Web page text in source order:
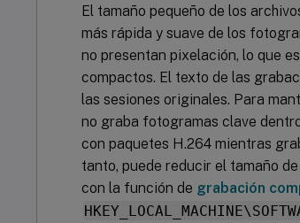
El tamaño pequeño de los
más rápida y suave de los
no presentan pixelación, lo que
compactos. El texto de las
las sesiones originales. Para
no graba fotogramas clave
con paquetes H.264 mientras
tanto, puede reducir el tamaño
con la función de grabación